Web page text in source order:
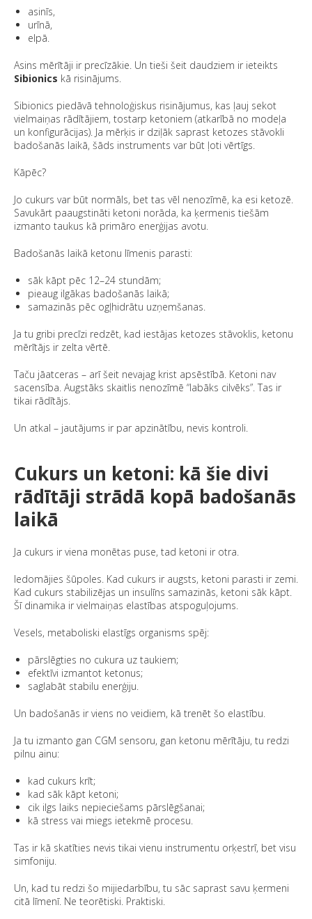
asinīs,
urīnā,
elpā.
Asins mērītāji ir precīzākie. Un tieši šeit daudziem ir ieteikts
Sibionics kā risinājums.
Sibionics piedāvā tehnoloģiskus risinājumus, kas ļauj sekot
vielmaiņas rādītājiem, tostarp ketoniem (atkarībā no modeļa
un konfigurācijas). Ja mērķis ir dziļāk saprast ketozes stāvokli
badošanās laikā, šāds instruments var būt ļoti vērtīgs.
Kāpēc?
Jo cukurs var būt normāls, bet tas vēl nenozīmē, ka esi ketozē.
Savukārt paaugstināti ketoni norāda, ka ķermenis tiešām
izmanto taukus kā primāro enerģijas avotu.
Badošanās laikā ketonu līmenis parasti:
sāk kāpt pēc 12–24 stundām;
pieaug ilgākas badošanās laikā;
samazinās pēc ogļhidrātu uzņemšanas.
Ja tu gribi precīzi redzēt, kad iestājas ketozes stāvoklis, ketonu
mērītājs ir zelta vērtē.
Taču jāatceras – arī šeit nevajag krist apsēstībā. Ketoni nav
sacensība. Augstāks skaitlis nenozīmē “labāks cilvēks”. Tas ir
tikai rādītājs.
Un atkal – jautājums ir par apzinātību, nevis kontroli.
Cukurs un ketoni: kā šie divi
rādītāji strādā kopā badošanās
laikā
Ja cukurs ir viena monētas puse, tad ketoni ir otra.
Iedomājies šūpoles. Kad cukurs ir augsts, ketoni parasti ir zemi.
Kad cukurs stabilizējas un insulīns samazinās, ketoni sāk kāpt.
Šī dinamika ir vielmaiņas elastības atspoguļojums.
Vesels, metaboliski elastīgs organisms spēj:
pārslēgties no cukura uz taukiem;
efektīvi izmantot ketonus;
saglabāt stabilu enerģiju.
Un badošanās ir viens no veidiem, kā trenēt šo elastību.
Ja tu izmanto gan CGM sensoru, gan ketonu mērītāju, tu redzi
pilnu ainu:
kad cukurs krīt;
kad sāk kāpt ketoni;
cik ilgs laiks nepieciešams pārslēgšanai;
kā stress vai miegs ietekmē procesu.
Tas ir kā skatīties nevis tikai vienu instrumentu orķestrī, bet visu
simfoniju.
Un, kad tu redzi šo mijiedarbību, tu sāc saprast savu ķermeni
citā līmenī. Ne teorētiski. Praktiski.